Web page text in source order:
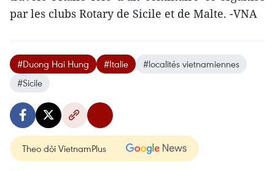
par les clubs Rotary de Sicile et de Malte. -VNA
#Duong Hai Hung #Italie
#localités vietnamiennes
#Sicile
Theo dõi VietnamPlus